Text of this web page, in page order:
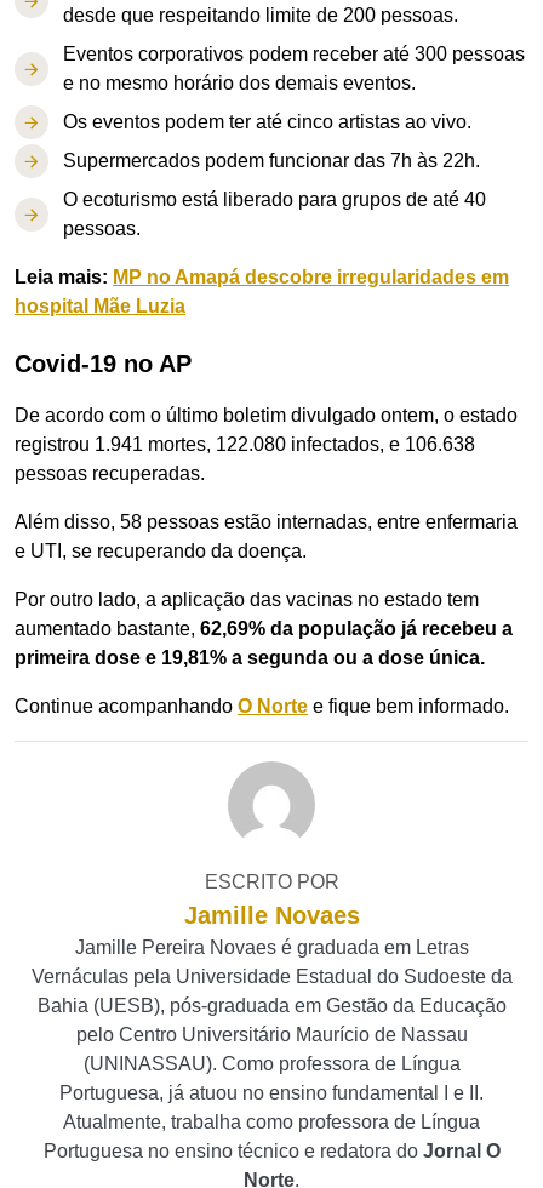
desde que respeitando limite de 200 pessoas.
Eventos corporativos podem receber até 300 pessoas
e no mesmo horário dos demais eventos.
Os eventos podem ter até cinco artistas ao vivo.
Supermercados podem funcionar das 7h às 22h.
O ecoturismo está liberado para grupos de até 40
pessoas.
Leia mais: MP no Amapá descobre irregularidades em
hospital Mãe Luzia
Covid-19 no AP
De acordo com o último boletim divulgado ontem, o estado
registrou 1.941 mortes, 122.080 infectados, e 106.638
pessoas recuperadas.
Além disso, 58 pessoas estão internadas, entre enfermaria
e UTI, se recuperando da doença.
Por outro lado, a aplicação das vacinas no estado tem
aumentado bastante, 62,69% da população já recebeu a
primeira dose e 19,81% a segunda ou a dose única.
Continue acompanhando O Norte e fique bem informado.
ESCRITO POR
Jamille Novaes
Jamille Pereira Novaes é graduada em Letras
Vernáculas pela Universidade Estadual do Sudoeste da
Bahia (UESB), pós-graduada em Gestão da Educação
pelo Centro Universitário Maurício de Nassau
(UNINASSAU). Como professora de Língua
Portuguesa, já atuou no ensino fundamental I e II.
Atualmente, trabalha como professora de Língua
Portuguesa no ensino técnico e redatora do Jornal O
Norte.